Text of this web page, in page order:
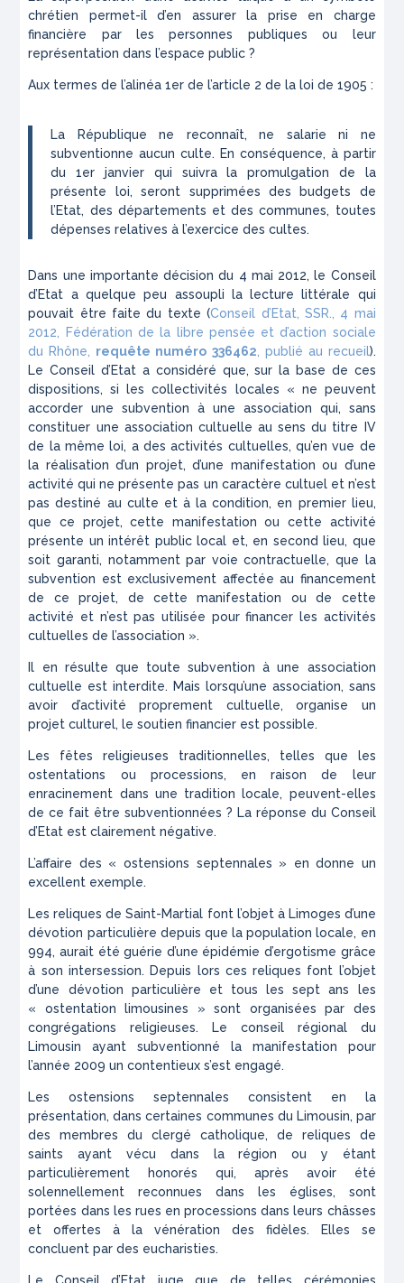
chrétien permet-il d’en assurer la prise en charge
financière par les personnes publiques ou leur
représentation dans l’espace public ?
Aux termes de l’alinéa 1er de l’article 2 de la loi de 1905 :
La République ne reconnaît, ne salarie ni ne
subventionne aucun culte. En conséquence, à partir
du 1er janvier qui suivra la promulgation de la
présente loi, seront supprimées des budgets de
l’Etat, des départements et des communes, toutes
dépenses relatives à l’exercice des cultes.
Dans une importante décision du 4 mai 2012, le Conseil
d’Etat a quelque peu assoupli la lecture littérale qui
pouvait être faite du texte (Conseil d’Etat, SSR., 4 mai
2012, Fédération de la libre pensée et d’action sociale
du Rhône, requête numéro 336462 , publié au recueil).
Le Conseil d’Etat a considéré que, sur la base de ces
dispositions, si les collectivités locales « ne peuvent
accorder une subvention à une association qui, sans
constituer une association cultuelle au sens du titre IV
de la même loi, a des activités cultuelles, qu’en vue de
la réalisation d’un projet, d’une manifestation ou d’une
activité qui ne présente pas un caractère cultuel et n’est
pas destiné au culte et à la condition, en premier lieu,
que ce projet, cette manifestation ou cette activité
présente un intérêt public local et, en second lieu, que
soit garanti, notamment par voie contractuelle, que la
subvention est exclusivement affectée au financement
de ce projet, de cette manifestation ou de cette
activité et n’est pas utilisée pour financer les activités
cultuelles de l’association ».
Il en résulte que toute subvention à une association
cultuelle est interdite. Mais lorsqu’une association, sans
avoir d’activité proprement cultuelle, organise un
projet culturel, le soutien financier est possible.
Les fêtes religieuses traditionnelles, telles que les
ostentations ou processions, en raison de leur
enracinement dans une tradition locale, peuvent-elles
de ce fait être subventionnées ? La réponse du Conseil
d’Etat est clairement négative.
L’affaire des « ostensions septennales » en donne un
excellent exemple.
Les reliques de Saint-Martial font l’objet à Limoges d’une
dévotion particulière depuis que la population locale, en
994, aurait été guérie d’une épidémie d’ergotisme grâce
à son intersession. Depuis lors ces reliques font l’objet
d’une dévotion particulière et tous les sept ans les
« ostentation limousines » sont organisées par des
congrégations religieuses. Le conseil régional du
Limousin ayant subventionné la manifestation pour
l’année 2009 un contentieux s’est engagé.
Les ostensions septennales consistent en la
présentation, dans certaines communes du Limousin, par
des membres du clergé catholique, de reliques de
saints ayant vécu dans la région ou y étant
particulièrement honorés qui, après avoir été
solennellement reconnues dans les églises, sont
portées dans les rues en processions dans leurs châsses
et offertes à la vénération des fidèles. Elles se
concluent par des eucharisties.